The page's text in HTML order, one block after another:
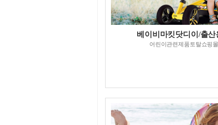
베이비마킷닷디이/출산
어린이관련제품토탈쇼핑